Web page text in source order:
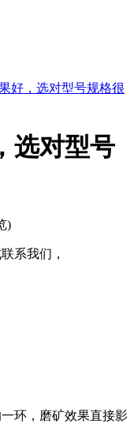
好，选对型号规格很
选对型号
)
系我们，
环，磨矿效果直接影